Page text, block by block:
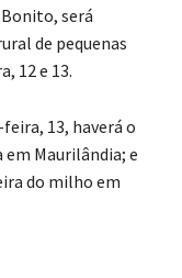
será
de pequenas
12 e 13.
13, haverá o
Maurilândia; e
do milho em